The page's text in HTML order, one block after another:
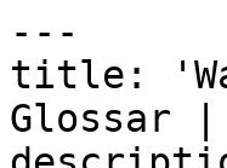
---
title:
Glossar |